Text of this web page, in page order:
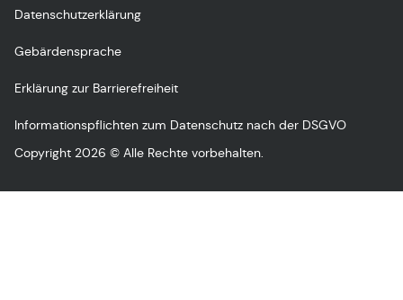
Datenschutzerklärung
Gebärdensprache
Erklärung zur Barrierefreiheit
Informationspflichten zum Datenschutz nach der DSGVO
Copyright 2026 © Alle Rechte vorbehalten.